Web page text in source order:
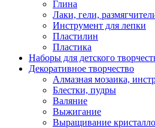
Глина
Лаки, гели,
Инструмент для лепки
Пластилин
Пластика
Наборы для детского
Декоративное творчество
Алмазная мозаика,
Блестки, пудры
Валяние
Выжигание
Выращивание